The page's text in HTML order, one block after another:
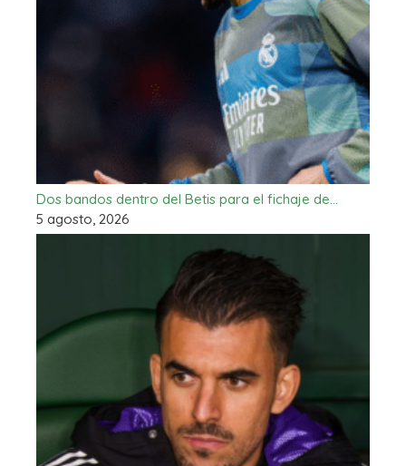
Dos bandos dentro del Betis para el fichaje de…
5 agosto, 2026